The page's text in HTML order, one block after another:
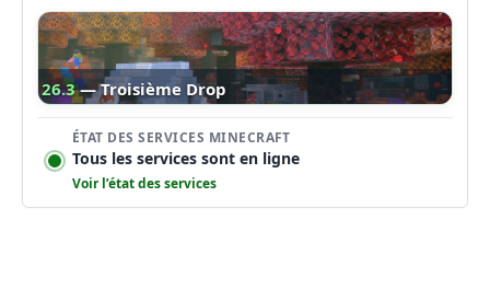
26.3 — Troisième Drop
ÉTAT DES SERVICES MINECRAFT
Tous les services sont en ligne
Voir l’état des services